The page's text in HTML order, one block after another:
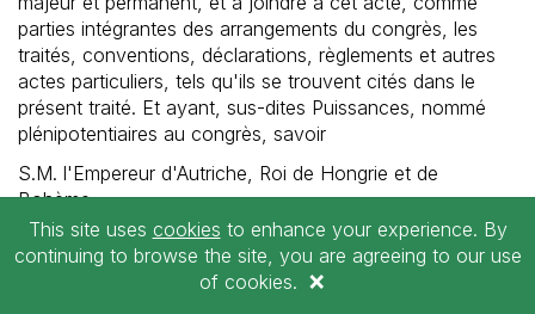
parties intégrantes des arrangements du congrès, les
traités, conventions, déclarations, règlements et autres
actes particuliers, tels qu'ils se trouvent cités dans le
présent traité. Et ayant, sus-dites Puissances, nommé
plénipotentiaires au congrès, savoir
S.M. l'Empereur d'Autriche, Roi de Hongrie et de
Bohème,
Le sieur Clément-Wenceslas-Lothaire, prince de
Metternich-Winnebourg.OchsenHausen, chevalier de la
Toison d'or, grand'croix de l'ordre royal de Saint-
MEMBER
This site uses cookies to enhance your experience. By
continuing to browse the site, you are agreeing to our use
of cookies. ×